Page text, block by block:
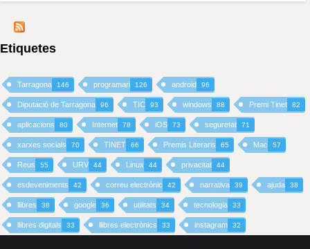
Etiquetes
Tarragona 146 programari 126 android 96
Diputació de Tarragona 96 TIC 93 windows 88 Premi Tinet 82
aplicacions 80 Internet 78 iOS 73 seguretat 71
xarxes socials 70 TINET 66 Premis Literaris 65 Mac 57
Reus 55 URV 44 Linux 44 privacitat 44
esdeveniments 42 correu electrònic 42 narrativa 39 ajuda 38
llibres 38 google 36 utilitats 34 tecnologia 33
llibres digitals 33 llibres electrònics 33 instagram 32